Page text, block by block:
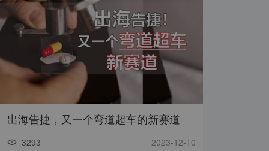
出海告捷，又一个弯道超车的新赛道
3293 2023-12-10